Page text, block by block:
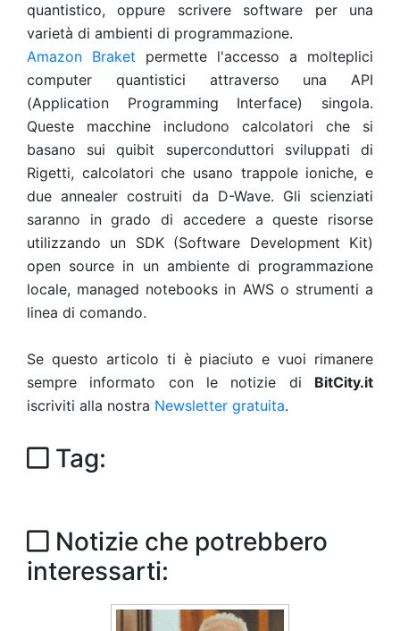
quantistico, oppure scrivere software per una
varietà di ambienti di programmazione.
Amazon Braket permette l'accesso a molteplici
computer quantistici attraverso una API
(Application Programming Interface) singola.
Queste macchine includono calcolatori che si
basano sui quibit superconduttori sviluppati di
Rigetti, calcolatori che usano trappole ioniche, e
due annealer costruiti da D-Wave. Gli scienziati
saranno in grado di accedere a queste risorse
utilizzando un SDK (Software Development Kit)
open source in un ambiente di programmazione
locale, managed notebooks in AWS o strumenti a
linea di comando.
Se questo articolo ti è piaciuto e vuoi rimanere
sempre informato con le notizie di BitCity.it
iscriviti alla nostra Newsletter gratuita.
Tag:
Notizie che potrebbero
interessarti: